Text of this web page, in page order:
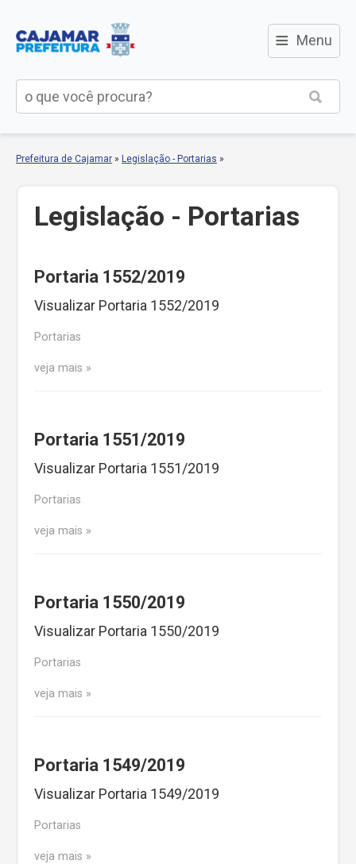
≡ Menu
Prefeitura de Cajamar » Legislação - Portarias »
Legislação - Portarias
Portaria 1552/2019
Visualizar Portaria 1552/2019
Portarias
veja mais
Portaria 1551/2019
Visualizar Portaria 1551/2019
Portarias
veja mais
Portaria 1550/2019
Visualizar Portaria 1550/2019
Portarias
veja mais
Portaria 1549/2019
Visualizar Portaria 1549/2019
Portarias
veja mais